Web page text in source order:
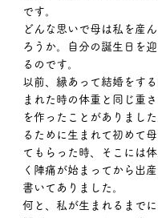
です。
どんな思いで母は私を産
ろうか。自分の誕生日を
るのです。
以前、縁あって結婚をす
まれた時の体重と同じ重
を作ったことがありまし
るために生まれて初めて
てもらった時、そこには
く陣痛が始まってから出
書いてありました。
何と、私が生まれるまで